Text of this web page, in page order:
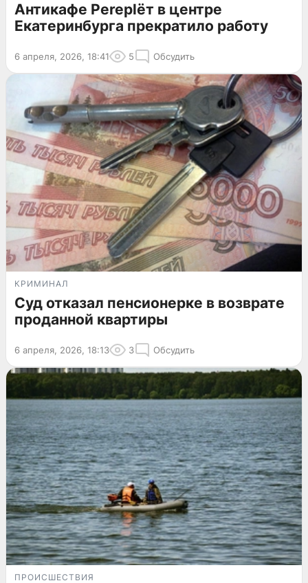
Антикафе Pereplёт в центре
Екатеринбурга прекратило работу
6 апреля, 2026, 18:41 5 Обсудить
КРИМИНАЛ
Суд отказал пенсионерке в возврате
проданной квартиры
6 апреля, 2026, 18:13 3 Обсудить
ПРОИСШЕСТВИЯ